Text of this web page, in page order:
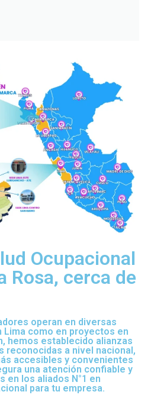
Ocupacional
Rosa, cerca de
operan en diversas
Lima como en proyectos en
hemos establecido alianzas
reconocidas a nivel nacional,
accesibles y convenientes
una atención confiable y
en los aliados N°1 en
para tu empresa.